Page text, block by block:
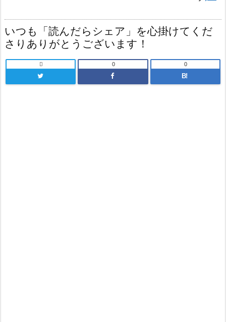
いつも「読んだらシェア」を心掛けてくだ
さりありがとうございます！
 0
B!
0